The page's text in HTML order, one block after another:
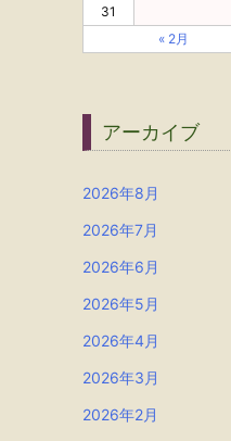
31
« 2月
アーカイブ
2026年8月
2026年7月
2026年6月
2026年5月
2026年4月
2026年3月
2026年2月